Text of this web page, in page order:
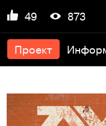
49 873
Проект